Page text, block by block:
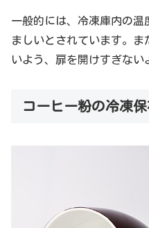
一般的には、冷凍庫内の
ましいとされています。
いよう、扉を開けすぎない
コーヒー粉の冷凍